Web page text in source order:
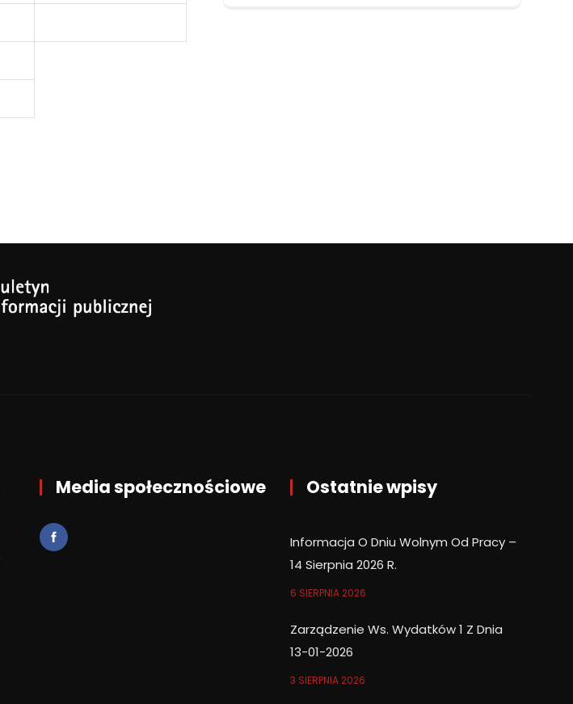
Media społecznościowe Ostatnie wpisy
Informacja O Dniu Wolnym Od Pracy –
14 Sierpnia 2026 R.
6 SIERPNIA 2026
Zarządzenie Ws. Wydatków 1 Z Dnia
13-01-2026
3 SIERPNIA 2026